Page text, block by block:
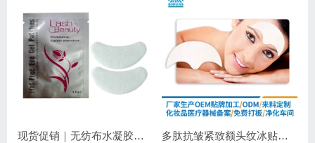
现货促销｜无纺布水凝胶睫毛眼贴 嫁接睫毛专用 补水保湿不干扰操作 多肽抗皱紧致额头纹冰贴｜淡化抬头纹紧致显年轻